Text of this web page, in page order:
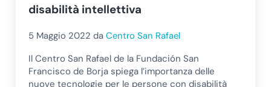
disabilità intellettiva
5 Maggio 2022 daCentro San Rafael
Il Centro San Rafael de la Fundación San
Francisco de Borja spiega l’importanza delle
nuove tecnologie per le persone con disabilità